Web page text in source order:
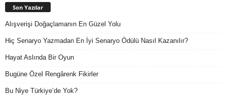
Son Yazılar
Alışverişi Doğaçlamanın En Güzel Yolu
Hiç Senaryo Yazmadan En İyi Senaryo Ödülü Nasıl Kazanılır?
Hayat Aslında Bir Oyun
Bugüne Özel Rengârenk Fikirler
Bu Niye Türkiye’de Yok?